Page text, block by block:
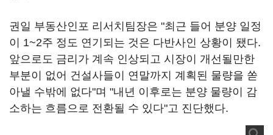
권일 부동산인포 리서치팀장은 "최근 들어 분양 일정
이 1~2주 정도 연기되는 것은 다반사인 상황이 됐다.
앞으로도 금리가 계속 인상되고 시장이 개선될만한
부분이 없어 건설사들이 연말까지 계획된 물량을 쏟
아낼 수밖에 없다"며 "내년 이후로는 분양 물량이 감
소하는 흐름으로 전환될 수 있다"고 진단했다.